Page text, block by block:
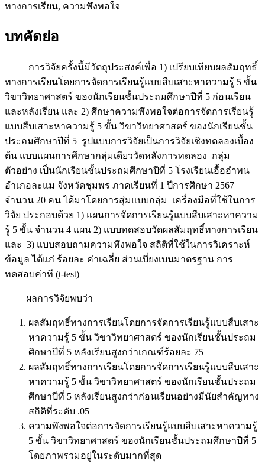
ทางการเรียน, ความพึงพอใจ
บทคัดย่อ
การวิจัยครั้งนี้มีวัตถุประสงค์เพื่อ 1) เปรียบเทียบผลสัมฤทธิ์
ทางการเรียนโดยการจัดการเรียนรู้แบบสืบเสาะหาความรู้ 5 ขั้น
วิขาวิทยาศาสตร์ ของนักเรียนชั้นประถมศึกษาปีที่ 5 ก่อนเรียน
และหลังเรียน และ 2) ศึกษาความพึงพอใจต่อการจัดการเรียนรู้
แบบสืบเสาะหาความรู้ 5 ขั้น วิขาวิทยาศาสตร์ ของนักเรียนชั้น
ประถมศึกษาปีที่ 5 รูปแบบการวิจัยเป็นการวิจัยเชิงทดลองเบื้อง
ต้น แบบแผนการศึกษากลุ่มเดียววัดหลังการทดลอง กลุ่ม
ตัวอย่าง เป็นนักเรียนชั้นประถมศึกษาปีที่ 5 โรงเรียนเอื้ออำพน
อำเภอละแม จังหวัดชุมพร ภาคเรียนที่ 1 ปีการศึกษา 2567
จำนวน 20 คน ได้มาโดยการสุ่มแบบกลุ่ม เครื่องมือที่ใช้ในการ
วิจัย ประกอบด้วย 1) แผนการจัดการเรียนรู้แบบสืบเสาะหาความ
รู้ 5 ขั้น จำนวน 4 แผน 2) แบบทดสอบวัดผลสัมฤทธิ์ทางการเรียน
และ 3) แบบสอบถามความพึงพอใจ สถิติที่ใช้ในการวิเคราะห์
ข้อมูล ได้แก่ ร้อยละ ค่าเฉลี่ย ส่วนเบี่ยงเบนมาตรฐาน การ
ทดสอบค่าที (t-test)
ผลการวิจัยพบว่า
ผลสัมฤทธิ์ทางการเรียนโดยการจัดการเรียนรู้แบบสืบเสาะ
หาความรู้ 5 ขั้น วิขาวิทยาศาสตร์ ของนักเรียนชั้นประถม
ศึกษาปีที่ 5 หลังเรียนสูงกว่าเกณฑ์ร้อยละ 75
ผลสัมฤทธิ์ทางการเรียนโดยการจัดการเรียนรู้แบบสืบเสาะ
หาความรู้ 5 ขั้น วิขาวิทยาศาสตร์ ของนักเรียนชั้นประถม
ศึกษาปีที่ 5 หลังเรียนสูงกว่าก่อนเรียนอย่างมีนัยสำคัญทาง
สถิติที่ระดับ .05
ความพึงพอใจต่อการจัดการเรียนรู้แบบสืบเสาะหาความรู้
5 ขั้น วิขาวิทยาศาสตร์ ของนักเรียนชั้นประถมศึกษาปีที่ 5
โดยภาพรวมอยู่ในระดับมากที่สุด